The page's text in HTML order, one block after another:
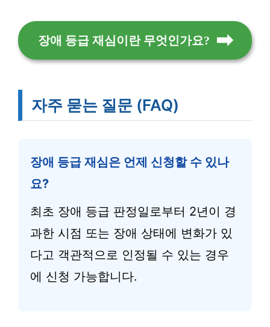
장애 등급 재심이란 무엇인가요?
자주 묻는 질문 (FAQ)
장애 등급 재심은 언제 신청할 수 있나
요?
최초 장애 등급 판정일로부터 2년이 경
과한 시점 또는 장애 상태에 변화가 있
다고 객관적으로 인정될 수 있는 경우
에 신청 가능합니다.